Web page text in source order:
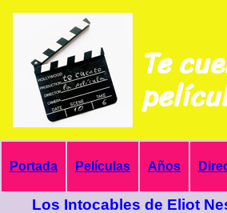
Te
Portada Películas Años
Los Intocables de Eliot